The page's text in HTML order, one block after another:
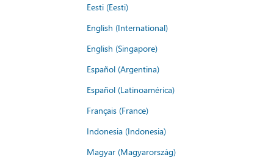
Eesti (Eesti)
English (International)
English (Singapore)
Español (Argentina)
Español (Latinoamérica)
Français (France)
Indonesia (Indonesia)
Magyar (Magyarország)